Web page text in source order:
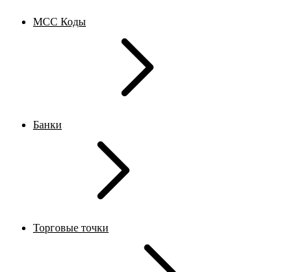
MCC Коды
Банки
Торговые точки